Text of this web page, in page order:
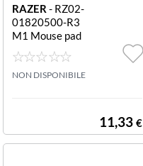
RAZER - RZ02-
01820500-R3
M1 Mouse pad
Goliathus Mobil
e Stealth nero G
oliathus Mobile
NON DISPONIBILE
11,33 €